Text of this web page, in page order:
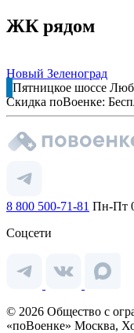
ЖК рядом
Новый Зеленоград
Пятницкое шоссе
Скидка поВоенке:
8 800 500-71-81 Пн-Пт
Соцсети
© 2026 Общество с
«поВоенке» Москва,